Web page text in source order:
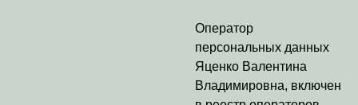
Оператор
персональных данных
Яценко Валентина
Владимировна, включен